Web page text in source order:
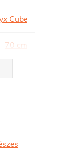
Cube
70 cm